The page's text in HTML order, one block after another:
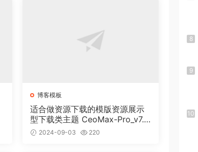
博客模板
适合做资源下载的模版资源展示
型下载类主题 CeoMax-Pro_v7.6
开心版
2024-09-03 220
8
9
10